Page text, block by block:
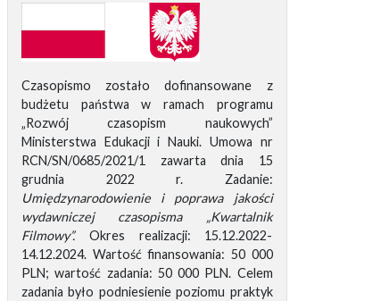
Czasopismo zostało dofinansowane z
budżetu państwa w ramach programu
„Rozwój czasopism naukowych”
Ministerstwa Edukacji i Nauki. Umowa nr
RCN/SN/0685/2021/1 zawarta dnia 15
grudnia 2022 r. Zadanie:
Umiędzynarodowienie i poprawa jakości
wydawniczej czasopisma „Kwartalnik
Filmowy”.Okres realizacji: 15.12.2022-
14.12.2024. Wartość finansowania: 50 000
PLN; wartość zadania: 50 000 PLN. Celem
zadania było podniesienie poziomu praktyk